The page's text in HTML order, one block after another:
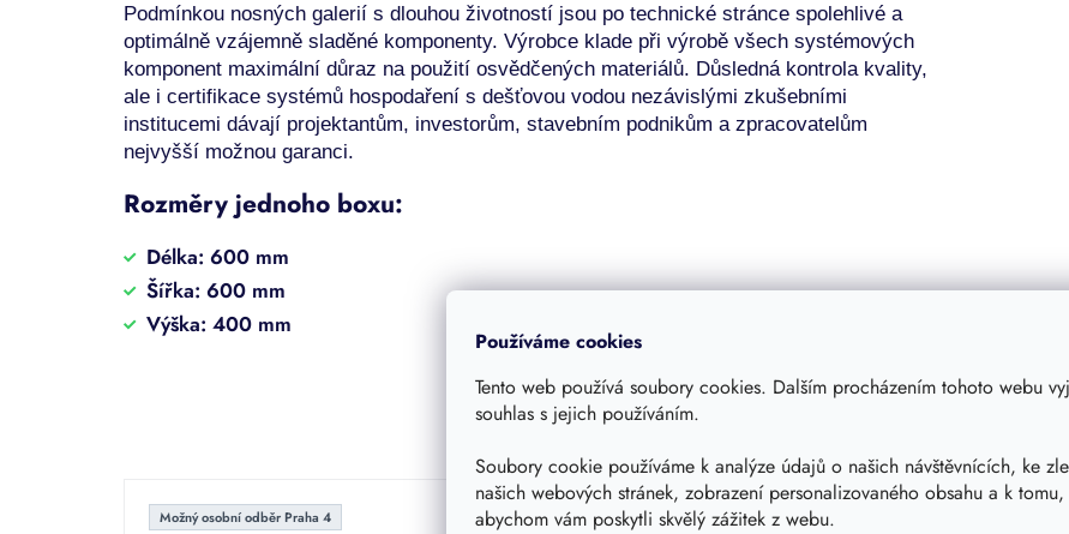
Používáme cookies
Tento web používá soubory cookies. Dalším procházením tohoto webu
souhlas s jejich používáním.
Soubory cookie používáme k analýze údajů o našich návštěvnících, ke
našich webových stránek, zobrazení personalizovaného obsahu a k tomu,
abychom vám poskytli skvělý zážitek z webu.
Související produkty
Možný osobní odběr Praha 4 Možný osobní odběr Praha 4
Podmínkou nosných galerií s dlouhou životností jsou po technické stránce spolehlivé a
optimálně vzájemně sladěné komponenty. Výrobce klade při výrobě všech systémových
komponent maximální důraz na použití osvědčených materiálů. Důsledná kontrola kvality,
ale i certifikace systémů hospodaření s dešťovou vodou nezávislými zkušebními
institucemi dávají projektantům, investorům, stavebním podnikům a zpracovatelům
nejvyšší možnou garanci.
Rozměry jednoho boxu:
Délka: 600 mm
Šířka: 600 mm
Výška: 400 mm